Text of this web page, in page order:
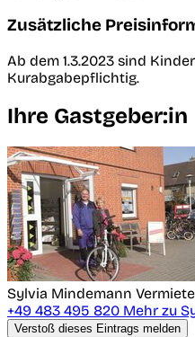
Zusätzliche
Ab dem 1.3.2023 sind
Kurabgabepflichtig.
Ihre Gastgeber:in
Sylvia Mindemann
+49 483 495 820 Mehr zu
Verstoß dieses Eintrags melden